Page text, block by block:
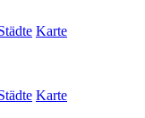
Karte
Karte